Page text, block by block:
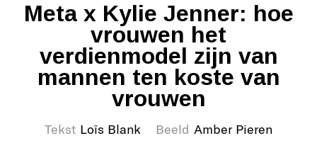
Meta x Kylie Jenner: hoe
vrouwen het
verdienmodel zijn van
mannen ten koste van
vrouwen
Tekst Loïs Blank Beeld Amber Pieren